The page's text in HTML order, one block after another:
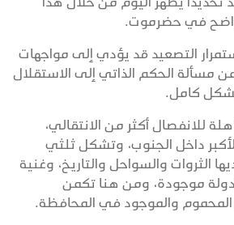
في حضرموت.
التصعيد قد يؤدي إلى مواجهات
مسألة الحكم الذاتي إلى الاستقلال
كامل.
للانفصال أكثر من الانتقالي،
داخل الجنوب، وتشكل ثلثي
الثروات والسواحل والتاريخ، وغنية
موجودة، ومن هنا تكمن
والموجود في المحافظة.